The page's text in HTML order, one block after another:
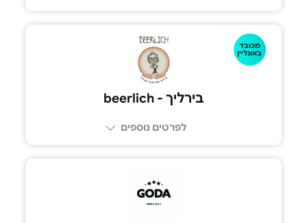
מכובד
באונליין
בירליך - beerlich
לפרטים נוספים